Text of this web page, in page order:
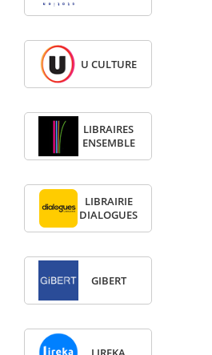
U CULTURE
LIBRAIRES
ENSEMBLE
LIBRAIRIE
DIALOGUES
GIBERT